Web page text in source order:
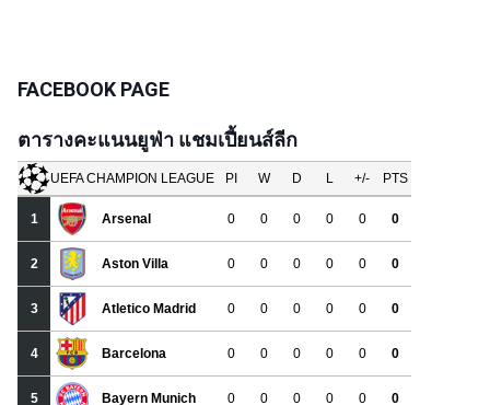
FACEBOOK PAGE
ตารางคะแนนยูฟ่า แชมเปี้ยนส์ลีก